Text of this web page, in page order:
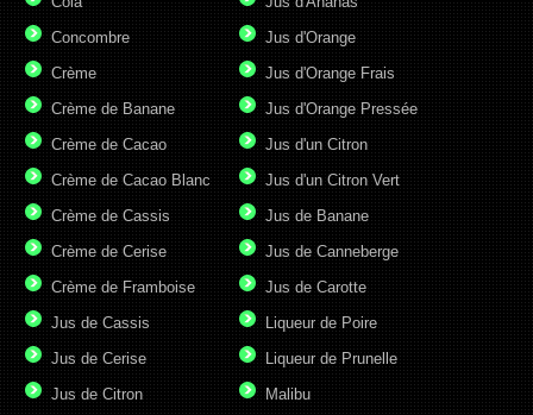
Concombre
Crème
Crème de Banane
Crème de Cacao
Crème de Cacao Blanc
Crème de Cassis
Crème de Cerise
Crème de Framboise
Jus d'Orange
Jus d'Orange Frais
Jus d'Orange Pressée
Jus d'un Citron
Jus d'un Citron Vert
Jus de Banane
Jus de Canneberge
Jus de Carotte
Jus de Cassis
Jus de Cerise
Jus de Citron
Liqueur de Poire
Liqueur de Prunelle
Malibu